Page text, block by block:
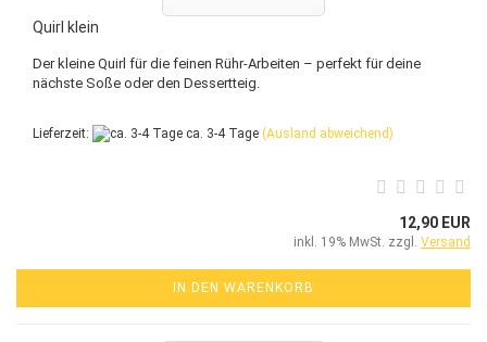
Quirl klein
Der kleine Quirl für die feinen Rühr-Arbeiten – perfekt für deine
nächste Soße oder den Dessertteig.
Lieferzeit: ca. 3-4 Tage (Ausland abweichend)
12,90 EUR
inkl. 19% MwSt. zzgl. Versand
IN DEN WARENKORB